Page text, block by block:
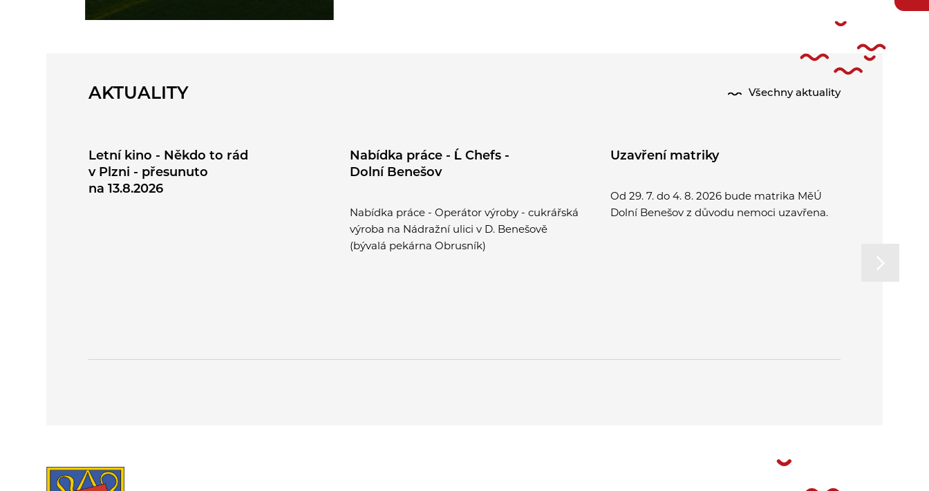
AKTUALITY Všechny aktuality
Letní kino - Někdo to rád
v Plzni - přesunuto
na 13.8.2026
Nabídka práce - Ĺ Chefs -
Dolní Benešov
Nabídka práce - Operátor výroby - cukrářská
výroba na Nádražní ulici v D. Benešově
(bývalá pekárna Obrusník)
Uzavření matriky
Od 29. 7. do 4. 8. 2026 bude matrika MěÚ
Dolní Benešov z důvodu nemoci uzavřena.